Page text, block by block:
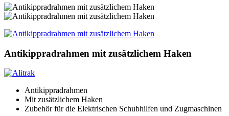
Antikippradrahmen mit zusätzlichem Haken
Antikippradrahmen
Mit zusätzlichem Haken
Zubehör für die Elektrischen Schubhilfen und Zugmaschinen